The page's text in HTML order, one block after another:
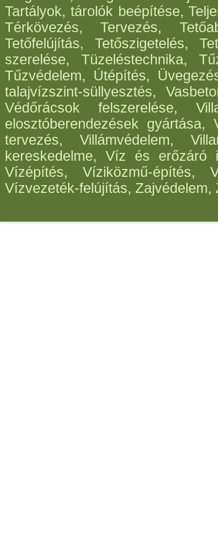
Tartályok, tárolók beépítése,
Térkövezés, Tervezés,
Tetőfelújítás, Tetőszigetelés,
szerelése, Tüzeléstechnika,
Tűzvédelem, Útépítés,
talajvízszint-süllyesztés,
Védőrácsok felszerelése,
elosztóberendezések gyártása,
tervezés, Villámvédelem,
kereskedelme, Víz és erőzáró
Vízépítés, Víziközmű-építés,
Vízvezeték-felújítás,